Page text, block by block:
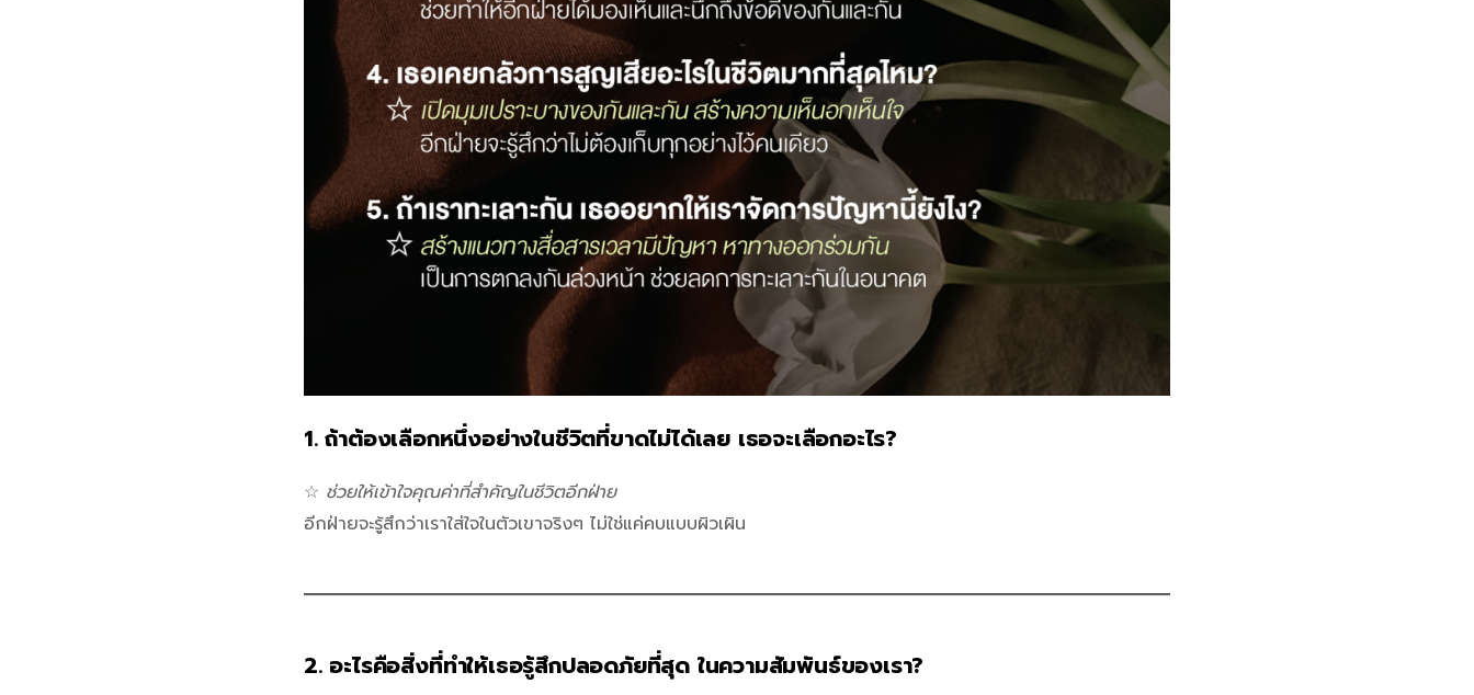
1.ถ้าต้องเลือกหนึ่งอย่างในชีวิตที่ขาดไม่ได้เลย เธอจะเลือกอะไร?
☆ ช่วยให้เข้าใจคุณค่าที่สำคัญในชีวิตอีกฝ่าย
อีกฝ่ายจะรู้สึกว่าเราใส่ใจในตัวเขาจริงๆ ไม่ใช่แค่คบแบบผิวเผิน
2. อะไรคือสิ่งที่ทำให้เธอรู้สึกปลอดภัยที่สุด ในความสัมพันธ์ของเรา?